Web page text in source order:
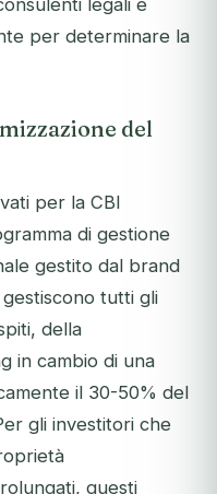
legali e
per determinare la
del
per la CBI
di gestione
gestito dal brand
tutti gli
della
in cambio di una
il 30-50% del
gli investitori che
questi